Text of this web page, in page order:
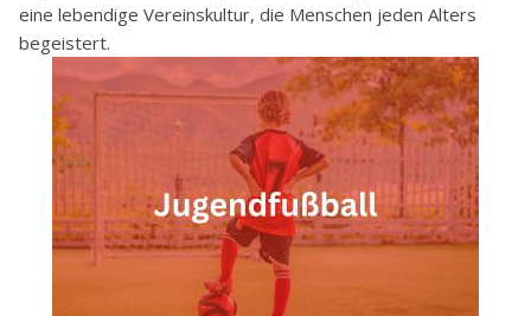
eine lebendige Vereinskultur, die Menschen jeden Alters
begeistert.